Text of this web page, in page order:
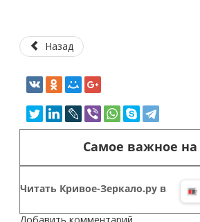
Назад
Самое важное на
Читать Кривое-Зеркало.ру в